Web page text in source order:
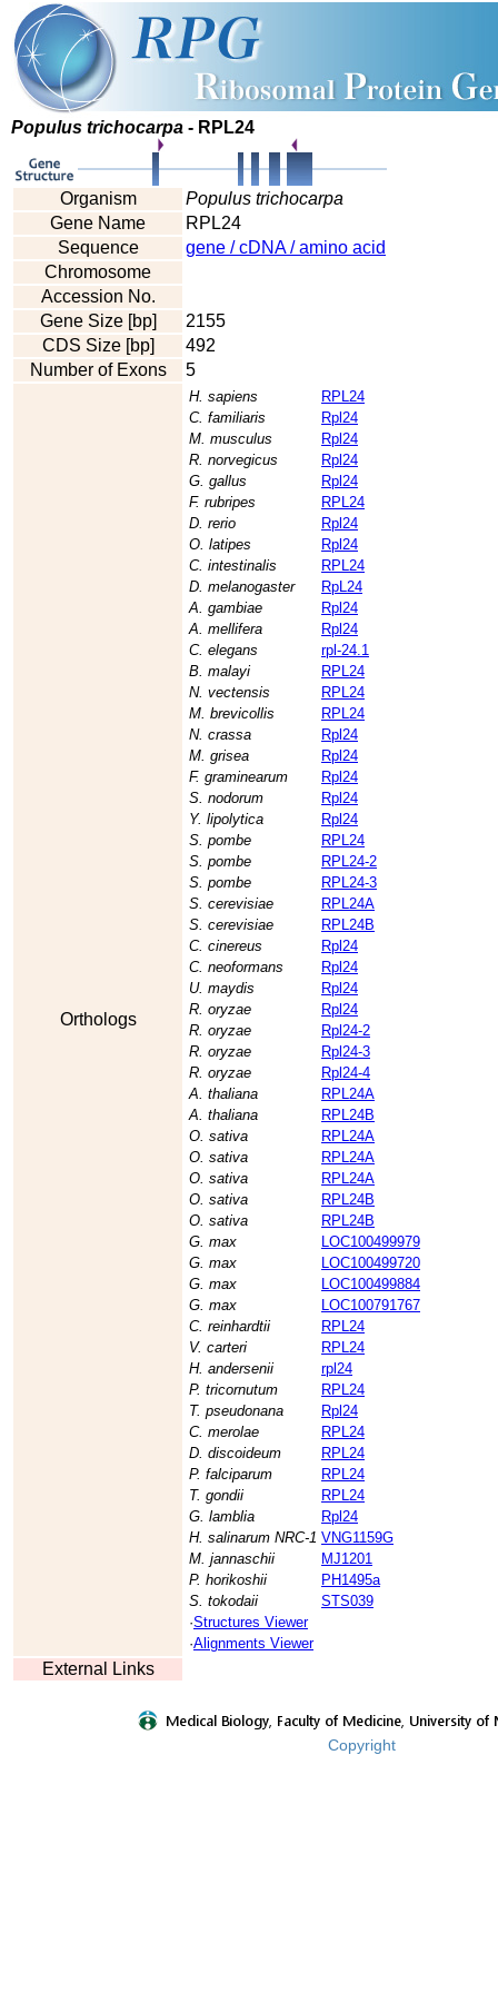
Populus trichocarpa - RPL24
Organism
Populus trichocarpa
Gene Name
RPL24
Sequence
gene / cDNA / amino acid
Chromosome
Accession No.
Gene Size [bp]
2155
CDS Size [bp]
492
Number of Exons
5
Orthologs
H. sapiens
RPL24
C. familiaris
Rpl24
M. musculus
Rpl24
R. norvegicus
Rpl24
G. gallus
Rpl24
F. rubripes
RPL24
D. rerio
Rpl24
O. latipes
Rpl24
C. intestinalis
RPL24
D. melanogaster
RpL24
A. gambiae
Rpl24
A. mellifera
Rpl24
C. elegans
rpl-24.1
B. malayi
RPL24
N. vectensis
RPL24
M. brevicollis
RPL24
N. crassa
Rpl24
M. grisea
Rpl24
F. graminearum
Rpl24
S. nodorum
Rpl24
Y. lipolytica
Rpl24
S. pombe
RPL24
S. pombe
RPL24-2
S. pombe
RPL24-3
S. cerevisiae
RPL24A
S. cerevisiae
RPL24B
C. cinereus
Rpl24
C. neoformans
Rpl24
U. maydis
Rpl24
R. oryzae
Rpl24
R. oryzae
Rpl24-2
R. oryzae
Rpl24-3
R. oryzae
Rpl24-4
A. thaliana
RPL24A
A. thaliana
RPL24B
O. sativa
RPL24A
O. sativa
RPL24A
O. sativa
RPL24A
O. sativa
RPL24B
O. sativa
RPL24B
G. max
LOC100499979
G. max
LOC100499720
G. max
LOC100499884
G. max
LOC100791767
C. reinhardtii
RPL24
V. carteri
RPL24
H. andersenii
rpl24
P. tricornutum
RPL24
T. pseudonana
Rpl24
C. merolae
RPL24
D. discoideum
RPL24
P. falciparum
RPL24
T. gondii
RPL24
G. lamblia
Rpl24
H. salinarum NRC-1 VNG1159G
M. jannaschii
MJ1201
P. horikoshii
PH1495a
S. tokodaii
STS039
·Structures Viewer
·Alignments Viewer
External Links
Copyright